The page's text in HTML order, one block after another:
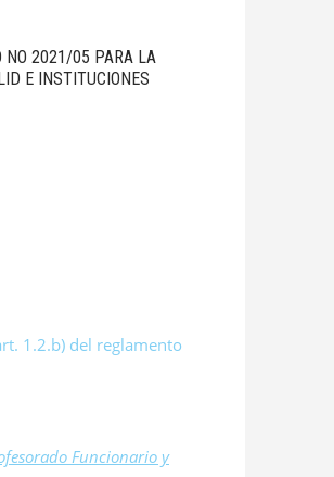
NO 2021/05 PARA LA
E INSTITUCIONES
1.2.b) del reglamento
Funcionario y